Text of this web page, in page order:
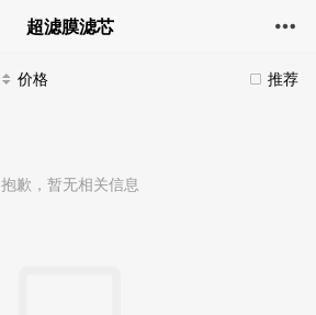
超滤膜滤芯
推荐
价格
抱歉，暂无相关信息